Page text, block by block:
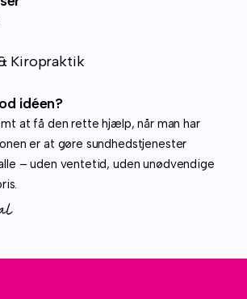
Kiropraktik
idéen?
at få den rette hjælp, når man har
er at gøre sundhedstjenester
– uden ventetid, uden unødvendige